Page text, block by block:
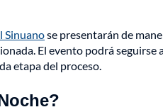
Sinuanose presentarán de
El evento podrá seguirse
etapa del proceso.